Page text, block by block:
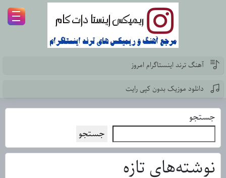
آهنگ ترند اینستاگرام امروز
دانلود موزیک بدون کپی رایت
جستجو
جستجو
نوشته‌های تازه